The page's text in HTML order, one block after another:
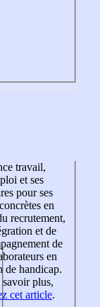
travail,
et ses
pour ses
en
recrutement,
et de
de
en
de handicap.
savoir plus,
cet article.